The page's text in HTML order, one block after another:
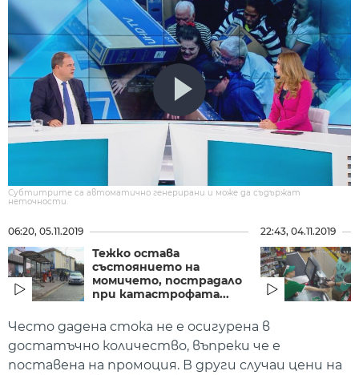
Субтитрите са автоматично генерирани и може да съдържат
неточности.
06:20, 05.11.2019
Тежко остава
състоянието на
момичето, пострадало
при катастрофата...
22:43, 04.11.2019
Често дадена стока не е осигурена в
достатъчно количество, въпреки че е
поставена на промоция. В други случаи цени на